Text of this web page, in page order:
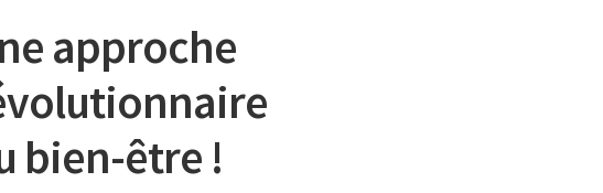
approche
bien-être !